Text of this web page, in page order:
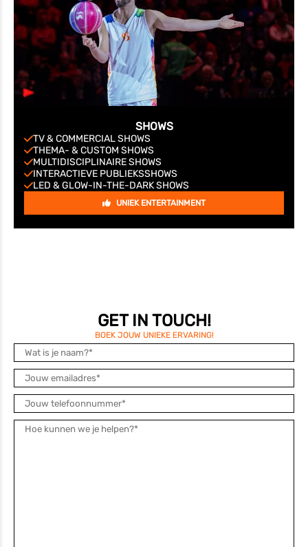
SHOWS
TV & COMMERCIAL SHOWS
THEMA- & CUSTOM SHOWS
MULTIDISCIPLINAIRE SHOWS
INTERACTIEVE PUBLIEKSSHOWS
LED & GLOW-IN-THE-DARK SHOWS
UNIEK ENTERTAINMENT
GET IN TOUCH!
BOEK JOUW UNIEKE ERVARING!